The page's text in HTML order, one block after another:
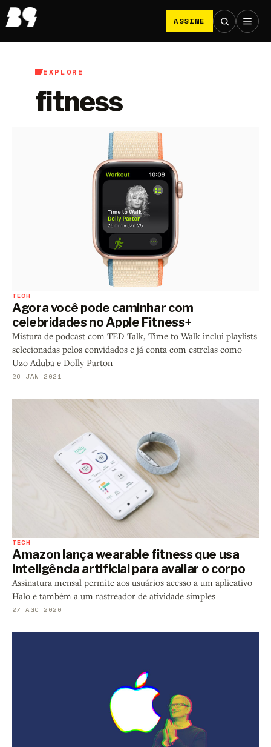
ASSINE
EXPLORE
fitness
TECH
Agora você pode caminhar com
celebridades no Apple Fitness+
Mistura de podcast com TED Talk, Time to Walk inclui playlists
selecionadas pelos convidados e já conta com estrelas como
Uzo Aduba e Dolly Parton
26 JAN 2021
TECH
Amazon lança wearable fitness que usa
inteligência artificial para avaliar o corpo
Assinatura mensal permite aos usuários acesso a um aplicativo
Halo e também a um rastreador de atividade simples
27 AGO 2020